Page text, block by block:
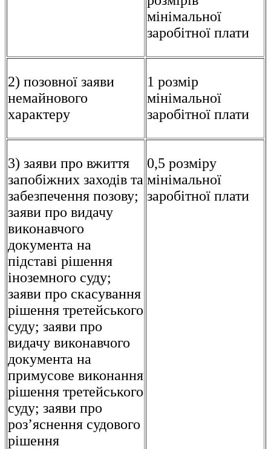
мінімальної
заробітної плати
2) позовної заяви
немайнового
характеру
1 розмір
мінімальної
заробітної плати
3) заяви про вжиття
запобіжних заходів та
забезпечення позову;
заяви про видачу
виконавчого
документа на
підставі рішення
іноземного суду;
заяви про скасування
рішення третейського
суду; заяви про
видачу виконавчого
документа на
примусове виконання
рішення третейського
суду; заяви про
роз’яснення судового
рішення
0,5 розміру
мінімальної
заробітної плати